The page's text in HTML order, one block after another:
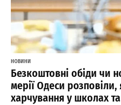
НОВИНИ
Безкоштовні обіди чи
мерії Одеси
харчування у школах